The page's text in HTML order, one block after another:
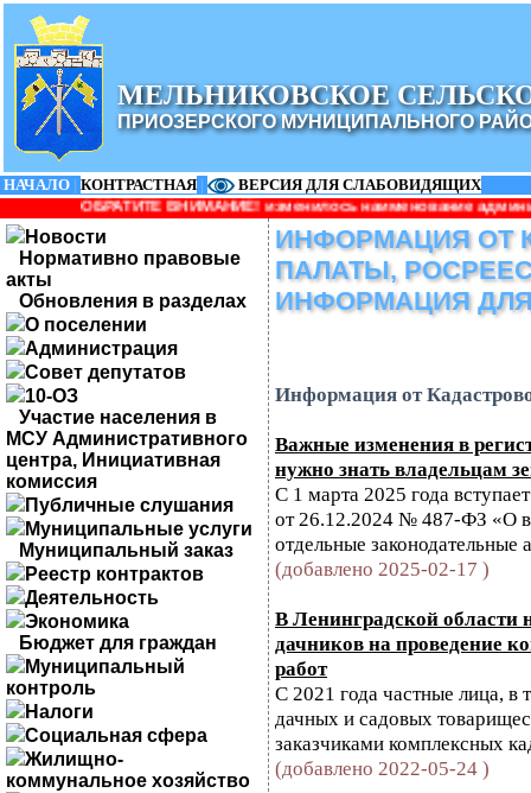
МЕЛЬНИКОВСКОЕ
ПРИОЗЕРСКОГО МУНИЦИПАЛЬНОГО
НАЧАЛО | КОНТРАСТНАЯ |
ВЕРСИЯ ДЛЯ СЛАБОВИДЯЩИХ
ВНИМАНИЕ! изменилось наименование администрации:
Новости
Нормативно правовые
акты
Обновления в разделах
О поселении
Администрация
Совет депутатов
10-ОЗ
Участие населения в
МСУ Административного
центра, Инициативная
комиссия
Публичные слушания
Муниципальные услуги
Муниципальный заказ
Реестр контрактов
Деятельность
Экономика
Бюджет для граждан
Муниципальный
контроль
Налоги
Социальная сфера
Жилищно-
коммунальное хозяйство
ИНФОРМАЦИЯ ОТ
ПАЛАТЫ,
ИНФОРМАЦИЯ
Информация от
Важные изменения в
нужно знать владельцам
С 1 марта 2025 года
от 26.12.2024 № 487-ФЗ «О
отдельные
(добавлено 2025-02-17 )
В Ленинградской области
дачников на проведение
работ
С 2021 года частные лица, в
дачных и садовых
заказчиками комплексных
(добавлено 2022-05-24 )